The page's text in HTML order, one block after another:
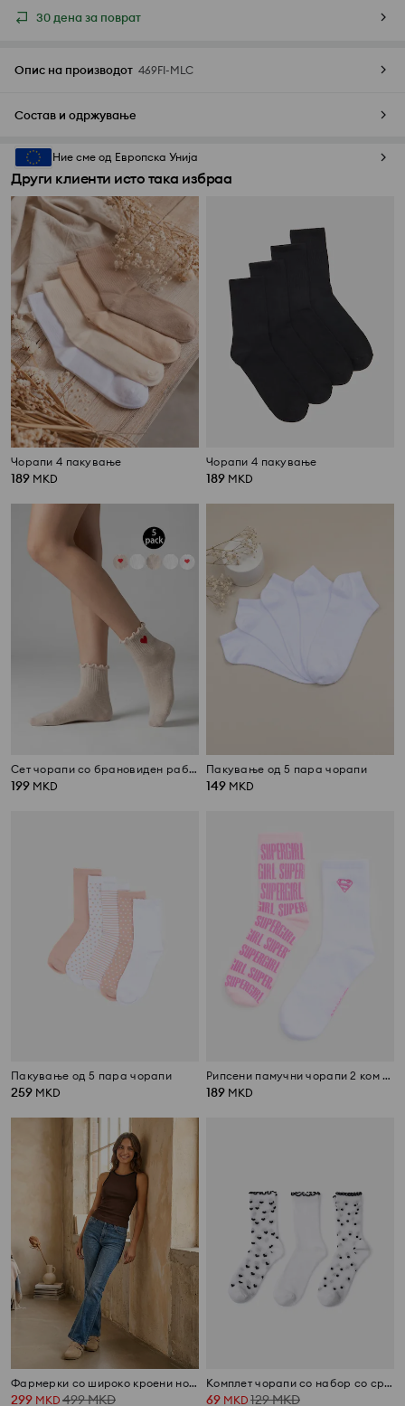
30 дена за поврат
Опис на производот 469FI-MLC
Состав и одржување
Ние сме од Европска Унија
Други клиенти исто така избраа
Чорапи 4 пакување
189 MKD
Чорапи 4 пакување
189 MKD
Сет чорапи со брановиден раб и срце 5 парчиња
199 MKD
Пакување од 5 пара чорапи
149 MKD
Пакување од 5 пара чорапи
259 MKD
Рипсени памучни чорапи 2 ком Super Girl
189 MKD
Фармерки со широко кроени ногавици
299 MKD 499MKD
Комплет чорапи со набор со срца и точки 3 парчиња
69 MKD 129MKD